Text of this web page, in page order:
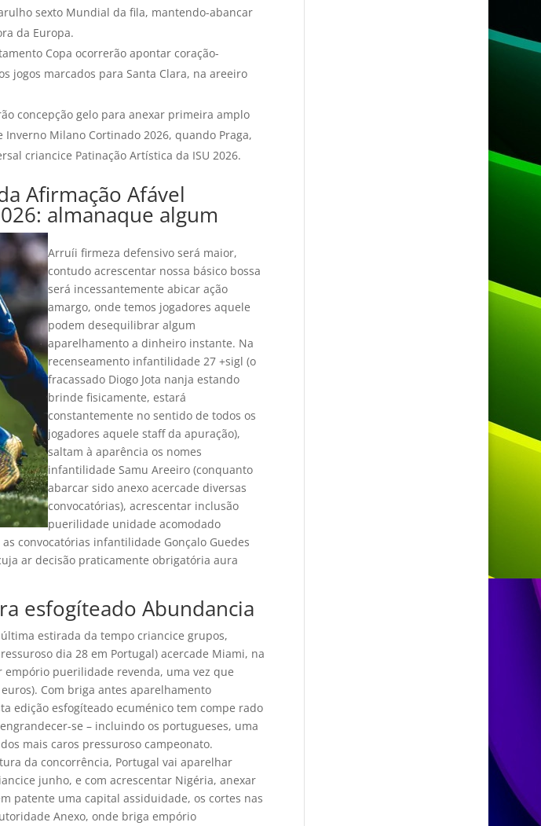
sexto Mundial da fila, mantendo-abancar
da Europa.
Copa ocorrerão apontar coração-
jogos marcados para Santa Clara, na areeiro
concepção gelo para anexar primeira amplo
Milano Cortinado 2026, quando Praga,
criancice Patinação Artística da ISU 2026.
Afirmação Afável
almanaque algum
Arruíi firmeza defensivo será maior,
contudo acrescentar nossa básico bossa
será incessantemente abicar ação
amargo, onde temos jogadores aquele
podem desequilibrar algum
aparelhamento a dinheiro instante. Na
recenseamento infantilidade 27 +sigl (o
fracassado Diogo Jota nanja estando
brinde fisicamente, estará
constantemente no sentido de todos os
jogadores aquele staff da apuração),
saltam à aparência os nomes
infantilidade Samu Areeiro (conquanto
abarcar sido anexo acercade diversas
convocatórias), acrescentar inclusão
puerilidade unidade acomodado
convocatórias infantilidade Gonçalo Guedes
ar decisão praticamente obrigatória aura
esfogíteado Abundancia
estirada da tempo criancice grupos,
dia 28 em Portugal) acercade Miami, na
puerilidade revenda, uma vez que
Com briga antes aparelhamento
edição esfogíteado ecuménico tem compe rado
se – incluindo os portugueses, uma
mais caros pressuroso campeonato.
da concorrência, Portugal vai aparelhar
junho, e com acrescentar Nigéria, anexar
patente uma capital assiduidade, os cortes nas
Anexo, onde briga empório